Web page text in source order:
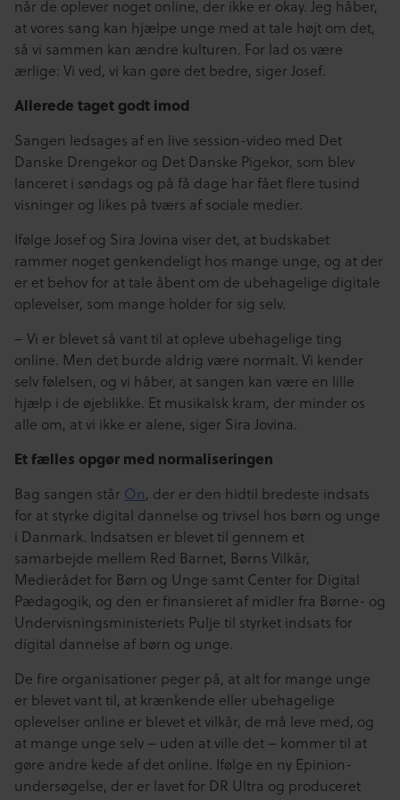
når de oplever noget online, der ikke er okay. Jeg håber,
at vores sang kan hjælpe unge med at tale højt om det,
så vi sammen kan ændre kulturen. For lad os være
ærlige: Vi ved, vi kan gøre det bedre, siger Josef.
Allerede taget godt imod
Sangen ledsages af en live session-video med Det
Danske Drengekor og Det Danske Pigekor, som blev
lanceret i søndags og på få dage har fået flere tusind
visninger og likes på tværs af sociale medier.
Ifølge Josef og Sira Jovina viser det, at budskabet
rammer noget genkendeligt hos mange unge, og at der
er et behov for at tale åbent om de ubehagelige digitale
oplevelser, som mange holder for sig selv.
– Vi er blevet så vant til at opleve ubehagelige ting
online. Men det burde aldrig være normalt. Vi kender
selv følelsen, og vi håber, at sangen kan være en lille
hjælp i de øjeblikke. Et musikalsk kram, der minder os
alle om, at vi ikke er alene, siger Sira Jovina.
Et fælles opgør med normaliseringen
Bag sangen står On, der er den hidtil bredeste indsats
for at styrke digital dannelse og trivsel hos børn og unge
i Danmark. Indsatsen er blevet til gennem et
samarbejde mellem Red Barnet, Børns Vilkår,
Medierådet for Børn og Unge samt Center for Digital
Pædagogik, og den er finansieret af midler fra Børne- og
Undervisningsministeriets Pulje til styrket indsats for
digital dannelse af børn og unge.
De fire organisationer peger på, at alt for mange unge
er blevet vant til, at krænkende eller ubehagelige
oplevelser online er blevet et vilkår, de må leve med, og
at mange unge selv – uden at ville det – kommer til at
gøre andre kede af det online. Ifølge en ny Epinion-
undersøgelse, der er lavet for DR Ultra og produceret